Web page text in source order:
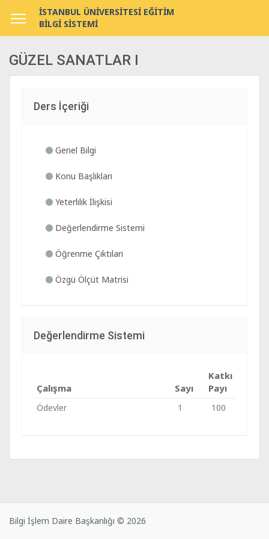
İSTANBUL ÜNİVERSİTESİ EĞİTİM
BİLGİ SİSTEMİ
GÜZEL SANATLAR I
Ders İçeriği
Genel Bilgi
Konu Başlıkları
Yeterlilik İlişkisi
Değerlendirme Sistemi
Öğrenme Çıktıları
Özgü Ölçüt Matrisi
Değerlendirme Sistemi
Çalışma Sayı
Katkı
Payı
Ödevler 1 100
Bilgi İşlem Daire Başkanlığı © 2026